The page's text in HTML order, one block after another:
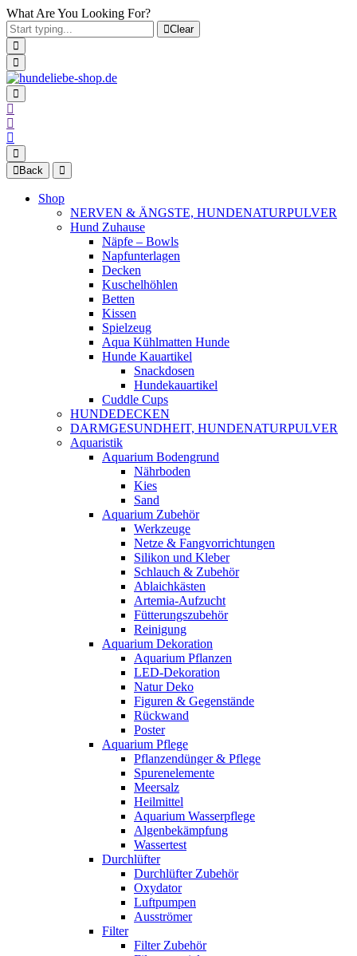
What Are You Looking For?
Clear
Back
Shop
NERVEN & ÄNGSTE, HUNDENATURPULVER
Hund Zuhause
Näpfe – Bowls
Napfunterlagen
Decken
Kuschelhöhlen
Betten
Kissen
Spielzeug
Aqua Kühlmatten Hunde
Hunde Kauartikel
Snackdosen
Hundekauartikel
Cuddle Cups
HUNDEDECKEN
DARMGESUNDHEIT, HUNDENATURPULVER
Aquaristik
Aquarium Bodengrund
Nährboden
Kies
Sand
Aquarium Zubehör
Werkzeuge
Netze & Fangvorrichtungen
Silikon und Kleber
Schlauch & Zubehör
Ablaichkästen
Artemia-Aufzucht
Fütterungszubehör
Reinigung
Aquarium Dekoration
Aquarium Pflanzen
LED-Dekoration
Natur Deko
Figuren & Gegenstände
Rückwand
Poster
Aquarium Pflege
Pflanzendünger & Pflege
Spurenelemente
Meersalz
Heilmittel
Aquarium Wasserpflege
Algenbekämpfung
Wassertest
Durchlüfter
Durchlüfter Zubehör
Oxydator
Luftpumpen
Ausströmer
Filter
Filter Zubehör